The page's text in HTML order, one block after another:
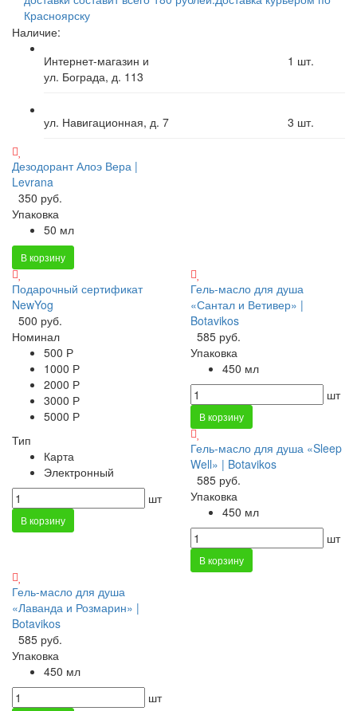
Красноярску
Наличие:
Интернет-магазин и
ул. Бограда, д. 113
1 шт.
ул. Навигационная, д. 7 3 шт.
Дезодорант Алоэ Вера |
Levrana
350 руб.
Упаковка
50 мл
В корзину
Подарочный сертификат
NewYog
500 руб.
Номинал
500 Р
1000 Р
2000 Р
3000 Р
5000 Р
Тип
Карта
Электронный
шт
В корзину
Гель-масло для душа
«Сантал и Ветивер» |
Botavikos
585 руб.
Упаковка
450 мл
шт
В корзину
Гель-масло для душа «Sleep
Well» | Botavikos
585 руб.
Упаковка
450 мл
шт
В корзину
Гель-масло для душа
«Лаванда и Розмарин» |
Botavikos
585 руб.
Упаковка
450 мл
шт